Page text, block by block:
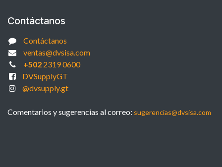
Contáctanos
Contáctanos
ventas@dvsisa.com
+5022319 0600
DVSupplyGT
@dvsupply.gt
Comentarios y sugerencias al correo: sugerencias@dvsisa.com